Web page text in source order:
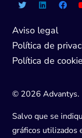
Aviso legal
Política de
Política de
© 2026 Advantys.
Salvo que se
gráficos utilizados